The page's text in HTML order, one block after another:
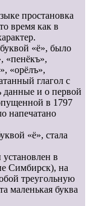
простановка
время как в
«ё», было
«пенёкъ»,
«орёлъ»,
глагол с
данные и о первой
в 1797
напечатано
«ё», стала
в
Симбирск), на
треугольную
маленькая буква